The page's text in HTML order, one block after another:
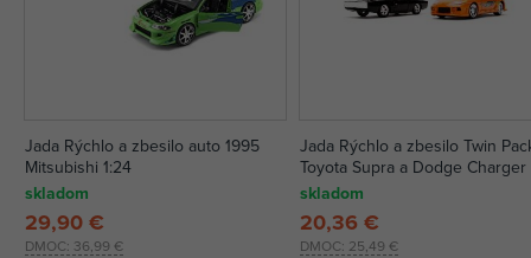
Jada Rýchlo a zbesilo auto 1995
Mitsubishi 1:24
skladom
DMOC: 36,99 €
29,90 €
Jada Rýchlo a zbesilo Twin
Toyota Supra a Dodge Charger
skladom
DMOC: 25,49 €
20,36 €